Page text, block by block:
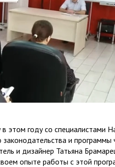
этом году со
и программы
и дизайнер Татьяна
опыте работы с этой